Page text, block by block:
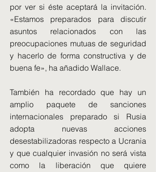
por ver si éste aceptará la invitación.
«Estamos preparados para discutir
asuntos relacionados con las
preocupaciones mutuas de seguridad
y hacerlo de forma constructiva y de
buena fe», ha añadido Wallace.
También ha recordado que hay un
amplio paquete de sanciones
internacionales preparado si Rusia
adopta nuevas acciones
desestabilizadoras respecto a Ucrania
y que cualquier invasión no será vista
como la liberación que quiere